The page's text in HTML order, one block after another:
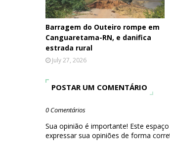
Barragem do Outeiro rompe em
Canguaretama-RN, e danifica
estrada rural
July 27, 2026
POSTAR UM COMENTÁRIO
0 Comentários
Sua opinião é importante! Este
expressar sua opiniões de forma